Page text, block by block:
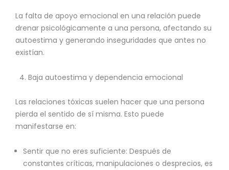
La falta de apoyo emocional en una relación puede
drenar psicológicamente a una persona, afectando su
autoestima y generando inseguridades que antes no
existían.
Baja autoestima y dependencia emocional
Las relaciones tóxicas suelen hacer que una persona
pierda el sentido de sí misma. Esto puede
manifestarse en:
Sentir que no eres suficiente: Después de
constantes críticas, manipulaciones o desprecios, es